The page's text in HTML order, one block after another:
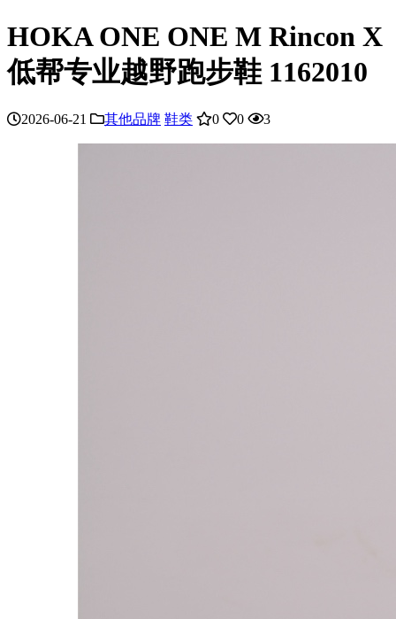
HOKA ONE ONE M Rincon X
低帮专业越野跑步鞋 1162010
2026-06-21 其他品牌 鞋类 0 0 3